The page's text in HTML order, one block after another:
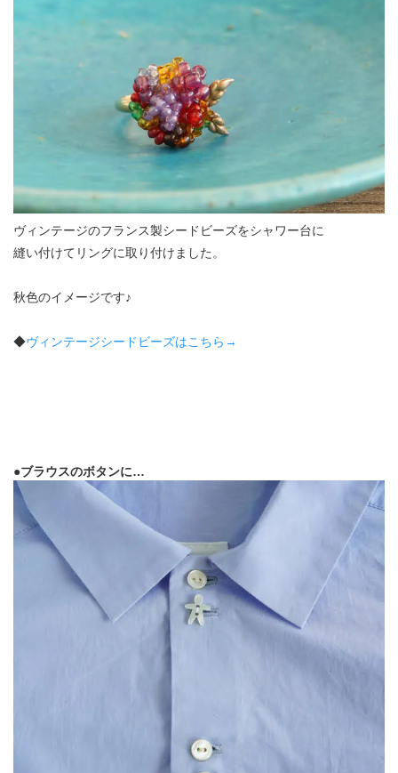
ヴィンテージのフランス製シードビーズをシャワー台に
縫い付けてリングに取り付けました。
秋色のイメージです♪
◆ヴィンテージシードビーズはこちら→
●ブラウスのボタンに…